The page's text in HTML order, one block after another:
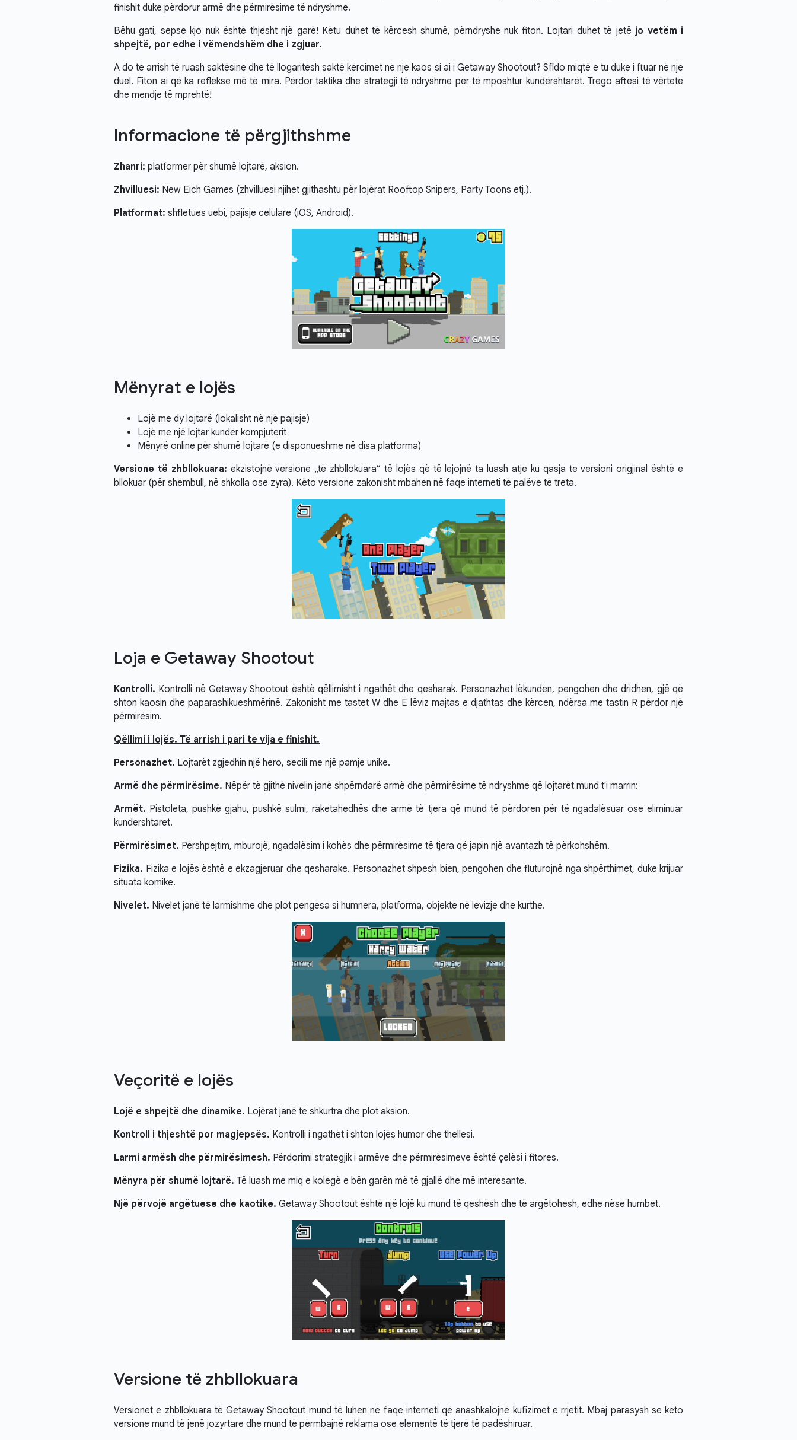
finishit duke përdorur armë dhe përmirësime të ndryshme.
Bëhu gati, sepse kjo nuk është thjesht një garë! Këtu duhet të kërcesh shumë, përndryshe nuk fiton. Lojtari duhet të jetë jo vetëm i
shpejtë, por edhe i vëmendshëm dhe i zgjuar.
A do të arrish të ruash saktësinë dhe të llogaritësh saktë kërcimet në një kaos si ai i Getaway Shootout? Sfido miqtë e tu duke i ftuar në një
duel. Fiton ai që ka reflekse më të mira. Përdor taktika dhe strategji të ndryshme për të mposhtur kundërshtarët. Trego aftësi të vërtetë
dhe mendje të mprehtë!
Informacione të përgjithshme
Zhanri: platformer për shumë lojtarë, aksion.
Zhvilluesi: New Eich Games (zhvilluesi njihet gjithashtu për lojërat Rooftop Snipers, Party Toons etj.).
Platformat: shfletues uebi, pajisje celulare (iOS, Android).
Mënyrat e lojës
Lojë me dy lojtarë (lokalisht në një pajisje)
Lojë me një lojtar kundër kompjuterit
Mënyrë online për shumë lojtarë (e disponueshme në disa platforma)
Versione të zhbllokuara: ekzistojnë versione „të zhbllokuara“ të lojës që të lejojnë ta luash atje ku qasja te versioni origjinal është e
bllokuar (për shembull, në shkolla ose zyra). Këto versione zakonisht mbahen në faqe interneti të palëve të treta.
Loja e Getaway Shootout
Kontrolli. Kontrolli në Getaway Shootout është qëllimisht i ngathët dhe qesharak. Personazhet lëkunden, pengohen dhe dridhen, gjë që
shton kaosin dhe paparashikueshmërinë. Zakonisht me tastet W dhe E lëviz majtas e djathtas dhe kërcen, ndërsa me tastin R përdor një
përmirësim.
Qëllimi i lojës. Të arrish i pari te vija e finishit.
Personazhet. Lojtarët zgjedhin një hero, secili me një pamje unike.
Armë dhe përmirësime. Nëpër të gjithë nivelin janë shpërndarë armë dhe përmirësime të ndryshme që lojtarët mund t'i marrin:
Armët. Pistoleta, pushkë gjahu, pushkë sulmi, raketahedhës dhe armë të tjera që mund të përdoren për të ngadalësuar ose eliminuar
kundërshtarët.
Përmirësimet. Përshpejtim, mburojë, ngadalësim i kohës dhe përmirësime të tjera që japin një avantazh të përkohshëm.
Fizika. Fizika e lojës është e ekzagjeruar dhe qesharake. Personazhet shpesh bien, pengohen dhe fluturojnë nga shpërthimet, duke krijuar
situata komike.
Nivelet. Nivelet janë të larmishme dhe plot pengesa si humnera, platforma, objekte në lëvizje dhe kurthe.
Veçoritë e lojës
Lojë e shpejtë dhe dinamike. Lojërat janë të shkurtra dhe plot aksion.
Kontroll i thjeshtë por magjepsës. Kontrolli i ngathët i shton lojës humor dhe thellësi.
Larmi armësh dhe përmirësimesh. Përdorimi strategjik i armëve dhe përmirësimeve është çelësi i fitores.
Mënyra për shumë lojtarë. Të luash me miq e kolegë e bën garën më të gjallë dhe më interesante.
Një përvojë argëtuese dhe kaotike. Getaway Shootout është një lojë ku mund të qeshësh dhe të argëtohesh, edhe nëse humbet.
Versione të zhbllokuara
Versionet e zhbllokuara të Getaway Shootout mund të luhen në faqe interneti që anashkalojnë kufizimet e rrjetit. Mbaj parasysh se këto
versione mund të jenë jozyrtare dhe mund të përmbajnë reklama ose elementë të tjerë të padëshiruar.